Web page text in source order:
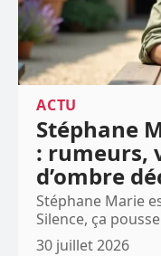
ACTU
Stéphane
: rumeurs,
d’ombre
Stéphane Marie
Silence, ça
30 juillet 2026